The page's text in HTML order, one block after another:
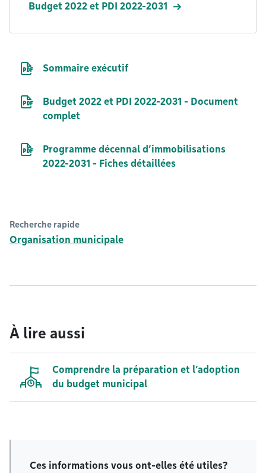
Budget 2022 et PDI 2022-2031
Document PDF
Sommaire exécutif
Document PDF
Budget 2022 et PDI 2022-2031 - Document
complet
Document PDF
Programme décennal d’immobilisations
2022-2031 - Fiches détaillées
Recherche rapide
Organisation municipale
À lire aussi
Comprendre la préparation et l’adoption
du budget municipal
Ces informations vous ont-elles été utiles?